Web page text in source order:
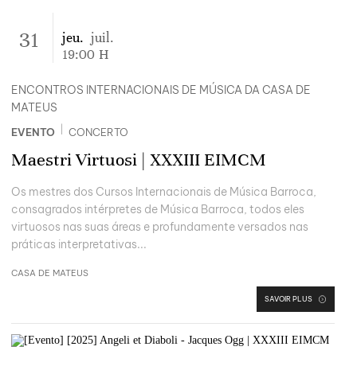
31 jeu. juil.
19:00 H
EVENTO CONCERTO
Maestri Virtuosi | XXXIII EIMCM
Os mestres dos Cursos Internacionais de Música Barroca,
consagrados intérpretes de Música Barroca, todos eles
virtuosos nas suas áreas e profundamente versados nas
práticas interpretativas...
CASA DE MATEUS
SAVOIR PLUS
ENCONTROS INTERNACIONAIS DE MÚSICA DA CASA DE
MATEUS